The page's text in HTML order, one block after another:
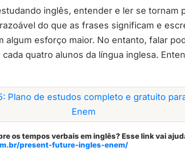
inglês, entender e ler se tornam
do que as frases significam e
algum esforço maior. No entanto, falar
quatro alunos da língua inglesa.
Plano de estudos completo e gratuito
Enem
os tempos verbais em inglês? Esse link vai
present-future-ingles-enem/